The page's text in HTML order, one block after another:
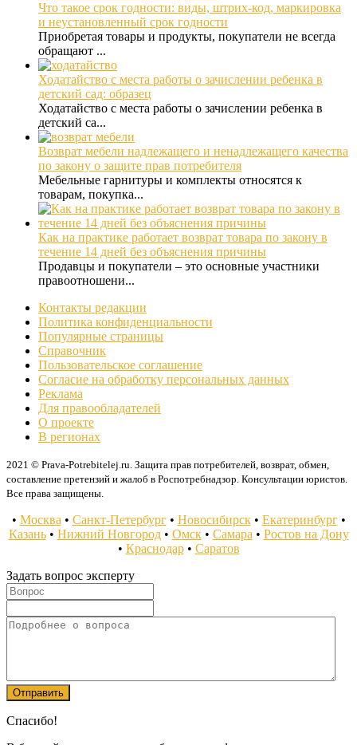
Что такое срок годности: виды, штрих-код, маркировка
и неустановленный срок годности
Приобретая товары и продукты, покупатели не всегда
обращают ...
Ходатайство с места работы о зачислении ребенка в
детский сад: образец
Ходатайство с места работы о зачислении ребенка в
детский са...
Возврат мебели надлежащего и ненадлежащего качества
по закону о защите прав потребителя
Мебельные гарнитуры и комплекты относятся к
товарам, покупка...
Как на практике работает возврат товара по закону в
течение 14 дней без объяснения причины
Продавцы и покупатели – это основные участники
правоотношени...
Контакты редакции
Политика конфиденциальности
Популярные страницы
Справочник
Пользовательское соглашение
Согласие на обработку персональных данных
Реклама
Для правообладателей
О проекте
В регионах
2021 © Prava-Potrebitelej.ru. Защита прав потребителей, возврат, обмен,
составление претензий и жалоб в Роспотребнадзор. Консультации юристов.
Все права защищены.
• Москва • Санкт-Петербург• Новосибирск• Екатеринбург•
Казань• Нижний Новгород• Омск• Самара • Ростов на Дону
• Краснодар• Саратов
Задать вопрос эксперту
Спасибо!